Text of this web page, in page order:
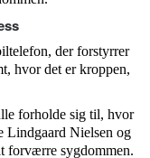
der forstyrrer
hvor det er kroppen,
forholde sig til, hvor
Lindgaard Nielsen og
forværre sygdommen.